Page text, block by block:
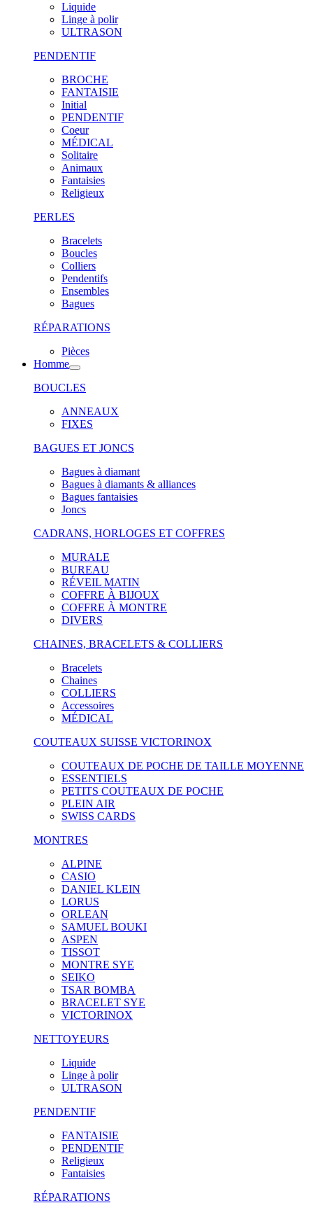
Liquide
Linge à polir
ULTRASON
PENDENTIF
BROCHE
FANTAISIE
Initial
PENDENTIF
Coeur
MÉDICAL
Solitaire
Animaux
Fantaisies
Religieux
PERLES
Bracelets
Boucles
Colliers
Pendentifs
Ensembles
Bagues
RÉPARATIONS
Pièces
Homme
BOUCLES
ANNEAUX
FIXES
BAGUES ET JONCS
Bagues à diamant
Bagues à diamants & alliances
Bagues fantaisies
Joncs
CADRANS, HORLOGES ET COFFRES
MURALE
BUREAU
RÉVEIL MATIN
COFFRE À BIJOUX
COFFRE À MONTRE
DIVERS
CHAINES, BRACELETS & COLLIERS
Bracelets
Chaines
COLLIERS
Accessoires
MÉDICAL
COUTEAUX SUISSE VICTORINOX
COUTEAUX DE POCHE DE TAILLE MOYENNE
ESSENTIELS
PETITS COUTEAUX DE POCHE
PLEIN AIR
SWISS CARDS
MONTRES
ALPINE
CASIO
DANIEL KLEIN
LORUS
ORLEAN
SAMUEL BOUKI
ASPEN
TISSOT
MONTRE SYE
SEIKO
TSAR BOMBA
BRACELET SYE
VICTORINOX
NETTOYEURS
Liquide
Linge à polir
ULTRASON
PENDENTIF
FANTAISIE
PENDENTIF
Religieux
Fantaisies
RÉPARATIONS